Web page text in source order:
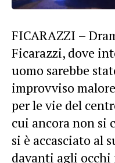
FICARAZZI –
Ficarazzi, dove
uomo sarebbe
improvviso
per le vie del
cui ancora non si
si è accasciato al
davanti agli